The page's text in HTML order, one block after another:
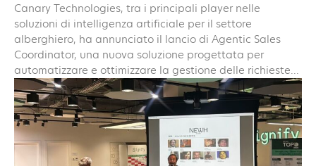
Canary Technologies, tra i principali player nelle
soluzioni di intelligenza artificiale per il settore
alberghiero, ha annunciato il lancio di Agentic Sales
Coordinator, una nuova soluzione progettata per
automatizzare e ottimizzare la gestione delle richieste...